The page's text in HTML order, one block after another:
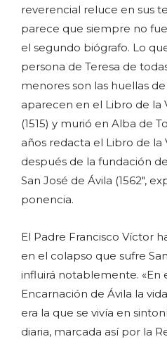
reverencial reluce en sus
parece que siempre no
el segundo biógrafo. Lo
persona de Teresa de
menores son las huellas
aparecen en el Libro de la
(1515) y murió en Alba de
años redacta el Libro de la
después de la fundación
San José de Ávila (1562″,
ponencia.
El Padre Francisco Víctor
en el colapso que sufre
influirá notablemente. «En
Encarnación de Ávila la
era la que se vivía en
diaria, marcada así por la